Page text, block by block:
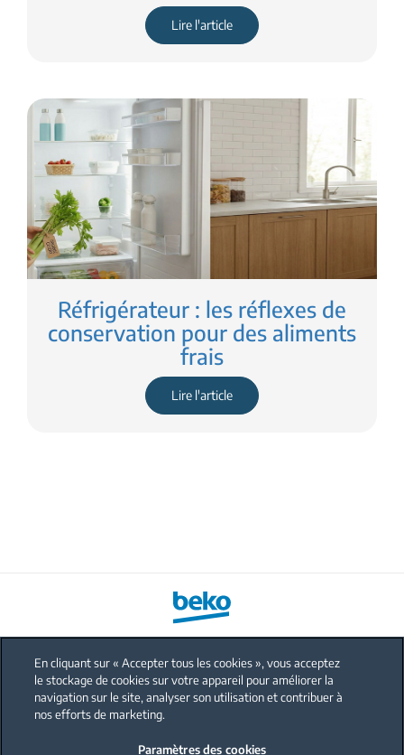
Lire l'article
Réfrigérateur : les réflexes de
conservation pour des aliments
frais
Lire l'article
FAQ
Protection données personnelles
En cliquant sur « Accepter tous les cookies », vous acceptez
le stockage de cookies sur votre appareil pour améliorer la
navigation sur le site, analyser son utilisation et contribuer à
nos efforts de marketing.
Paramètres des cookies